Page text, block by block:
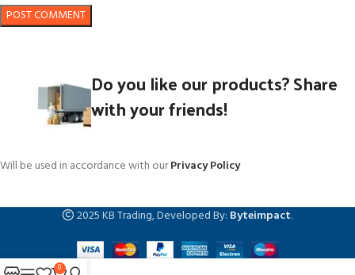
Do you like our products? Share
with your friends!
Will be used in accordance with ourPrivacy Policy
2025 KB Trading, Developed By: Byteimpact.
0